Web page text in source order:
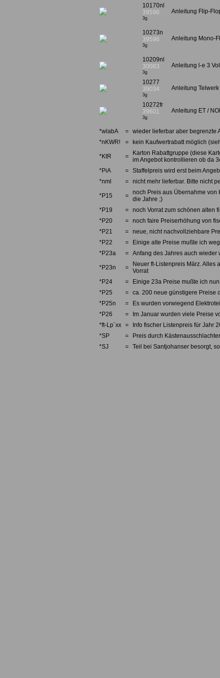
10170nl
39596
3g
Anleitung Flip-
10273n
39596
3g
Anleitung Mono-
10209nl
30083
3g
Anleitung l-e 3
10277
39034
3g
Anleitung
10272fr
39601
3g
Anleitung ET /
*wlabA = wieder lieferbar aber begrenzte
*nKWR!
= kein Kaufwertrabatt möglich
*KtR =
Karton Rabattgruppe (diese
im Angebot kontrollieren ob da
*PiA
= Staffelpreis wird erst beim
*nml
= nicht mehr lieferbar. Bitte nicht
*P15 = noch Preis aus Übernahme von
die Jahre ;)
*P19
= noch Vorrat zum schönen alten
*P20
= noch faire Preiserhöhung von
*P21
= neue, nicht nachvollziehbare
*P22
=
Einige alte Preise mußte ich
*P23a
= Anfang des Jahres auch
*P23n =
Neuer ft-Listenpreis März. Alles
Vorrat
*P24
=
Einige 23a Preise mußte ich
*P25
= ca. 200 neue günstigere Preise
*P25n
=
Es wurden vorwiegend
*P26
=
Im Januar wurden viele Preise
*ft-Lp´xx =
Info fischer Listenpreis für Jahr
*SP
=
Preis durch
*SJ
= Teil bei Santjohanser besorgt,